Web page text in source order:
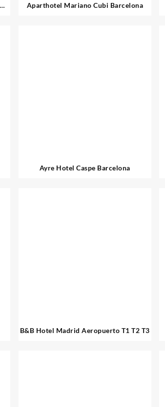
Aparthotel Mariano Cubi Barcelona
Ayre Hotel Caspe Barcelona
B&B Hotel Madrid Aeropuerto T1 T2 T3